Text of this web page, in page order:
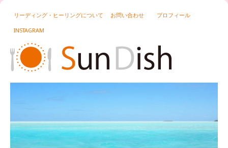
リーディング・ヒーリングについて お問い合わせ プロフィール
INSTAGRAM